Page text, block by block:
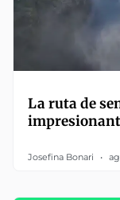
La ruta de
Josefina Bonari